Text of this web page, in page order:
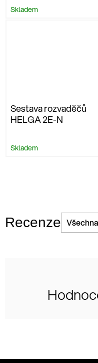
Skladem
Sestava rozvaděčů
HELGA 2E-N
Skladem
Recenze